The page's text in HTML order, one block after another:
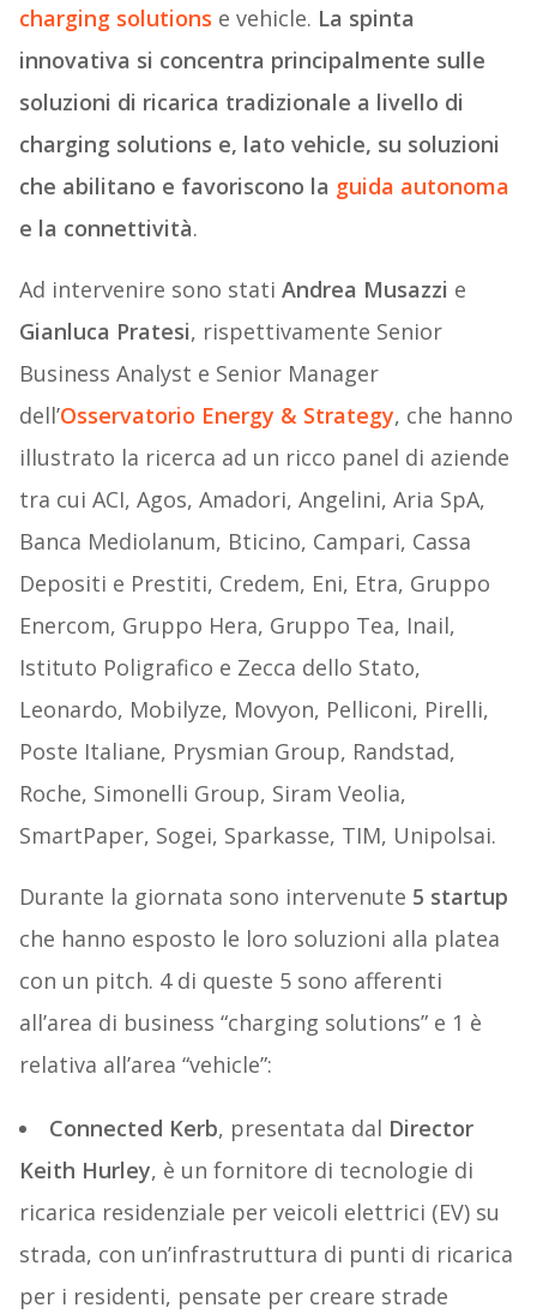
charging solutions e vehicle. La spinta
innovativa si concentra principalmente sulle
soluzioni di ricarica tradizionale a livello di
charging solutions e, lato vehicle, su soluzioni
che abilitano e favoriscono la guida autonoma
e la connettività.
Ad intervenire sono stati Andrea Musazzi e
Gianluca Pratesi, rispettivamente Senior
Business Analyst e Senior Manager
dell’Osservatorio Energy & Strategy, che hanno
illustrato la ricerca ad un ricco panel di aziende
tra cui ACI, Agos, Amadori, Angelini, Aria SpA,
Banca Mediolanum, Bticino, Campari, Cassa
Depositi e Prestiti, Credem, Eni, Etra, Gruppo
Enercom, Gruppo Hera, Gruppo Tea, Inail,
Istituto Poligrafico e Zecca dello Stato,
Leonardo, Mobilyze, Movyon, Pelliconi, Pirelli,
Poste Italiane, Prysmian Group, Randstad,
Roche, Simonelli Group, Siram Veolia,
SmartPaper, Sogei, Sparkasse, TIM, Unipolsai.
Durante la giornata sono intervenute 5 startup
che hanno esposto le loro soluzioni alla platea
con un pitch. 4 di queste 5 sono afferenti
all’area di business “charging solutions” e 1 è
relativa all’area “vehicle”:
Connected Kerb, presentata dal Director
Keith Hurley, è un fornitore di tecnologie di
ricarica residenziale per veicoli elettrici (EV) su
strada, con un’infrastruttura di punti di ricarica
per i residenti, pensate per creare strade